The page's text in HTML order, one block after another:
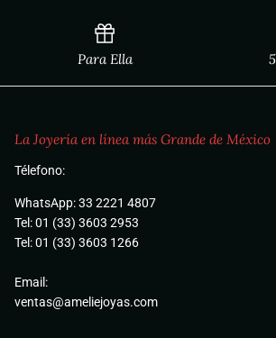
Para Ella
La Joyería en línea más Grande de México
Télefono:
WhatsApp: 33 2221 4807
Tel: 01 (33) 3603 2953
Tel: 01 (33) 3603 1266
Email:
ventas@ameliejoyas.com